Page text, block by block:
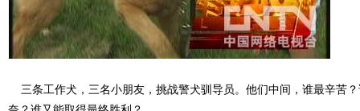
三条工作犬，三名小朋友，挑战警犬驯导员。他们中间，谁最辛苦